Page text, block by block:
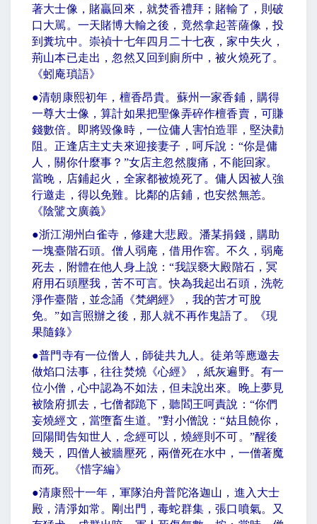
著大士像，賭贏回來，就焚香禮拜；賭輸了，則破
口大駡。一天賭博大輸之後，竟然拿起菩薩像，投
到糞坑中。崇禎十七年四月二十七夜，家中失火，
荊山本已走出，忽然又回到廁所中，被火燒死了。
《蚓庵瑣語》
●清朝康熙初年，檀香昂貴。蘇州一家香鋪，購得
一尊大士像，算計如果把聖像弄碎作檀香賣，可賺
錢數倍。即將毀像時，一位傭人害怕造罪，堅決勸
阻。正逢店主丈夫來迎接妻子，呵斥說： “你是傭
人，關你什麼事？ ”女店主忽然腹痛，不能回家。
當晚，店鋪起火，全家都被燒死了。傭人因被人強
行邀走，得以免難。比鄰的店鋪，也安然無恙。
《陰騭文廣義》
●浙江湖州白雀寺，修建大悲殿。潘某捐錢，購助
一塊臺階石頭。僧人弱庵，借用作窖。不久，弱庵
死去，附體在他人身上說：“我誤褻大殿階石，冥
府用石頭壓我，苦不可言。快為我起出石頭，洗乾
淨作臺階，並念誦《梵網經》，我的苦才可脫
免。”如言照辦之後，那人就不再作鬼語了。《現
果隨錄》
●普門寺有一位僧人，師徒共九人。徒弟等應邀去
做焰口法事，往往焚燒《心經》，紙灰遍野。有一
位小僧，心中認為不如法，但未說出來。晚上夢見
被陰府抓去，七僧都跪下，聽閻王呵責說： “你們
妄燒經文，當墮畜生道。”對小僧說：“姑且饒你，
回陽間告知世人，念經可以，燒經則不可。 ”醒後
幾天，四僧人被牆壓死，兩僧死在水中，一僧著魔
而死。 《惜字編》
●清康熙十一年，軍隊泊舟普陀洛迦山，進入大士
殿，清淨如常。剛出門，毒蛇群集，張口噴氣。又